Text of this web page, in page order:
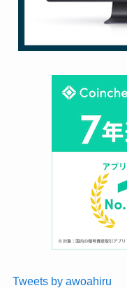
Tweets by awoahiru